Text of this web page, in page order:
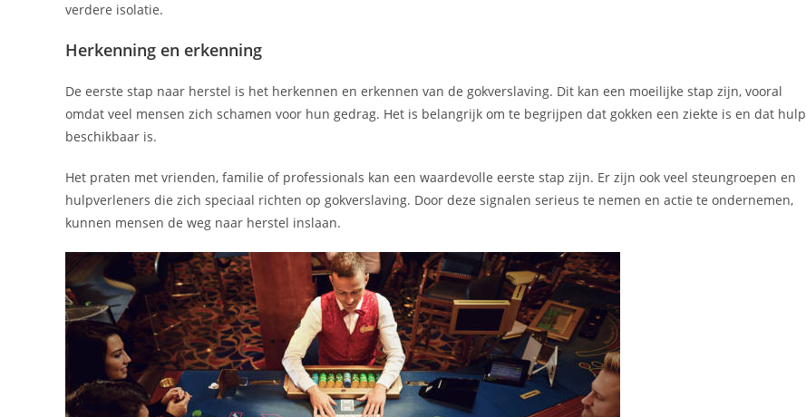
verdere isolatie.
Herkenning en erkenning
De eerste stap naar herstel is het herkennen en erkennen van de gokverslaving. Dit kan een moeilijke stap zijn, vooral
omdat veel mensen zich schamen voor hun gedrag. Het is belangrijk om te begrijpen dat gokken een ziekte is en dat hulp
beschikbaar is.
Het praten met vrienden, familie of professionals kan een waardevolle eerste stap zijn. Er zijn ook veel steungroepen en
hulpverleners die zich speciaal richten op gokverslaving. Door deze signalen serieus te nemen en actie te ondernemen,
kunnen mensen de weg naar herstel inslaan.